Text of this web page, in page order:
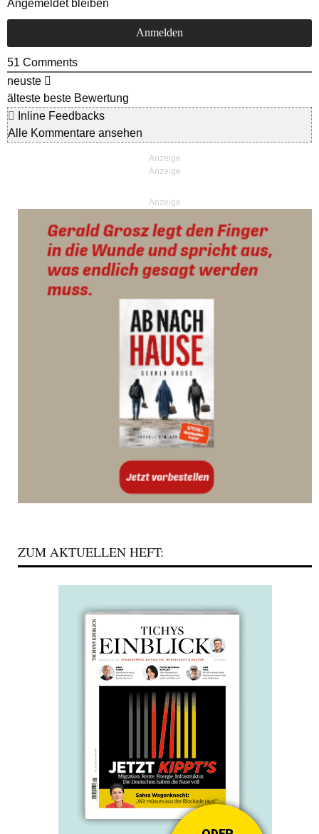
Angemeldet bleiben
51 Comments
neuste
älteste beste Bewertung
Inline Feedbacks
Alle Kommentare ansehen
Anzeige
ZUM AKTUELLEN HEFT: